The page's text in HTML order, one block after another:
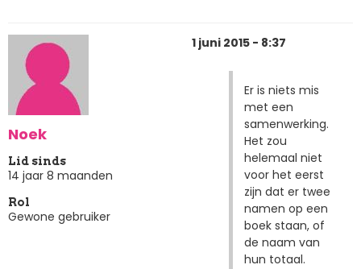
Noek
Lid sinds
14 jaar 8 maanden
Rol
Gewone gebruiker
1 juni 2015 - 8:37
Er is niets mis
met een
samenwerking.
Het zou
helemaal niet
voor het eerst
zijn dat er twee
namen op een
boek staan, of
de naam van
hun totaal.